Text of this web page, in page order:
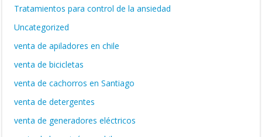
Tratamientos para control de la ansiedad
Uncategorized
venta de apiladores en chile
venta de bicicletas
venta de cachorros en Santiago
venta de detergentes
venta de generadores eléctricos